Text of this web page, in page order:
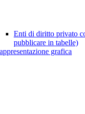
Enti di diritto privato
pubblicare in tabelle)
grafica